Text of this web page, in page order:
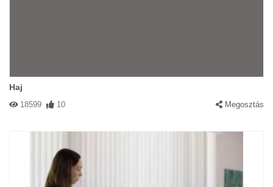
Haj
18599 10 Megosztás